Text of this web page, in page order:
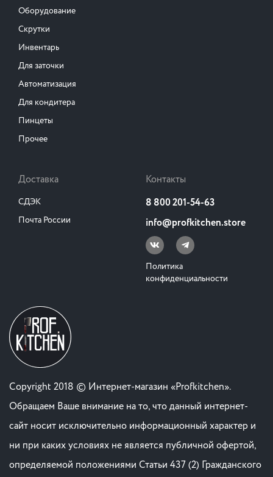
Оборудование
Скрутки
Инвентарь
Для заточки
Автоматизация
Для кондитера
Пинцеты
Прочее
Доставка
СДЭК
Почта России
Контакты
8 800 201-54-63
info@profkitchen.store
Политика
конфиденциальности
Copyright 2018 © Интернет-магазин «Profkitchen».
Обращаем Ваше внимание на то, что данный интернет-
сайт носит исключительно информационный характер и
ни при каких условиях не является публичной офертой,
определяемой положениями Статьи 437 (2) Гражданского